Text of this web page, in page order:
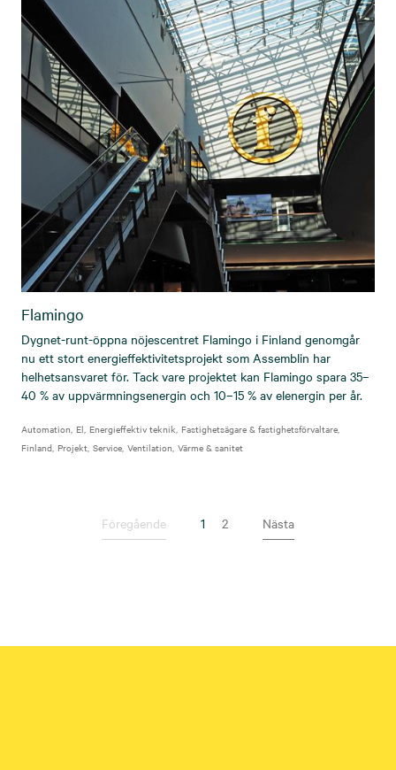
Flamingo
Dygnet-runt-öppna nöjescentret Flamingo i Finland genomgår
nu ett stort energieffektivitetsprojekt som Assemblin har
helhetsansvaret för. Tack vare projektet kan Flamingo spara 35–
40 % av uppvärmningsenergin och 10–15 % av elenergin per år.
Automation El Energieffektiv teknik Fastighetsägare & fastighetsförvaltare
Finland Projekt Service Ventilation Värme & sanitet
Föregående 1 (Nuvarande sida)
2 Nästa